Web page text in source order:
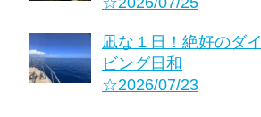
凪な１日！絶好のダイ
ビング日和
☆2026/07/23